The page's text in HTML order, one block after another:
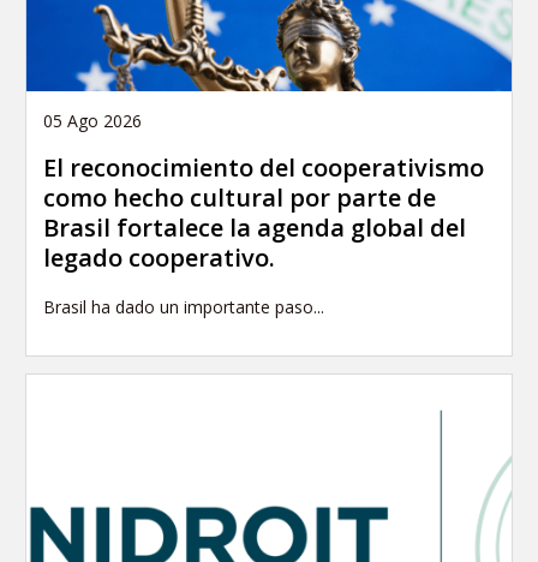
05 Ago 2026
El reconocimiento del cooperativismo
como hecho cultural por parte de
Brasil fortalece la agenda global del
legado cooperativo.
Brasil ha dado un importante paso...